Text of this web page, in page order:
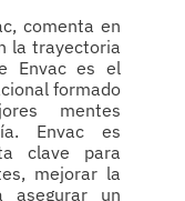
comenta en
la trayectoria
Envac es el
formado
mentes
Envac es
clave para
mejorar la
un